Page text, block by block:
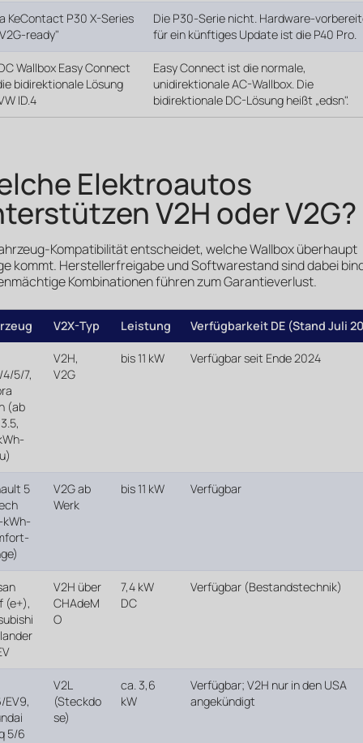
KeContact P30 X-Series
ready"
Die P30-Serie nicht. Hardware-
für ein künftiges Update ist die P40 Pro.
Wallbox Easy Connect
bidirektionale Lösung
ID.4
Easy Connect ist die normale,
unidirektionale AC-Wallbox. Die
bidirektionale DC-Lösung heißt „edsn".
Elektroautos
V2H oder V2G?
Kompatibilität entscheidet, welche Wallbox überhaupt
kommt. Herstellerfreigabe und Softwarestand sind dabei
Kombinationen führen zum Garantieverlust.
V2X-Typ Leistung Verfügbarkeit DE (Stand Juli
4/5/7,
(ab
V2H,
V2G
bis 11 kW Verfügbar seit Ende 2024
5
V2G ab
Werk
bis 11 kW Verfügbar
(e+),
V2H über
CHAdeM
O
7,4 kW
DC
Verfügbar (Bestandstechnik)
EV9,
5/6
V2L
(Steckdo
se)
ca. 3,6
kW
Verfügbar; V2H nur in den USA
angekündigt